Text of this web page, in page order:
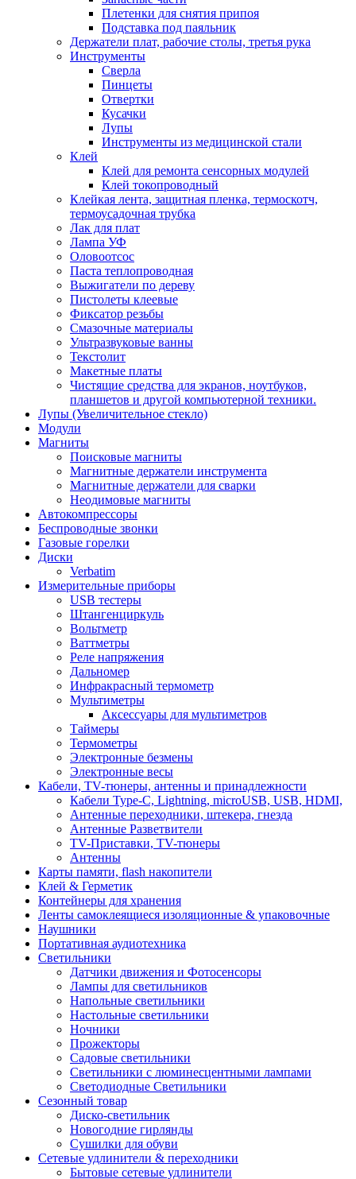
Плетенки для снятия припоя
Подставка под паяльник
Держатели плат, рабочие столы, третья рука
Инструменты
Сверла
Пинцеты
Отвертки
Кусачки
Лупы
Инструменты из медицинской стали
Клей
Клей для ремонта сенсорных модулей
Клей токопроводный
Клейкая лента, защитная пленка, термоскотч,
термоусадочная трубка
Лак для плат
Лампа УФ
Оловоотсос
Паста теплопроводная
Выжигатели по дереву
Пистолеты клеевые
Фиксатор резьбы
Смазочные материалы
Ультразвуковые ванны
Текстолит
Макетные платы
Чистящие средства для экранов, ноутбуков,
планшетов и другой компьютерной техники.
Лупы (Увеличительное стекло)
Модули
Магниты
Поисковые магниты
Магнитные держатели инструмента
Магнитные держатели для сварки
Неодимовые магниты
Автокомпрессоры
Беспроводные звонки
Газовые горелки
Диски
Verbatim
Измерительные приборы
USB тестеры
Штангенциркуль
Вольтметр
Ваттметры
Реле напряжения
Дальномер
Инфракрасный термометр
Мультиметры
Аксессуары для мультиметров
Таймеры
Термометры
Электронные безмены
Электронные весы
Кабели, TV-тюнеры, антенны и принадлежности
Кабели Type-C, Lightning, microUSB, USB, HDMI,
Антенные переходники, штекера, гнезда
Антенные Разветвители
TV-Приставки, TV-тюнеры
Антенны
Карты памяти, flash накопители
Клей & Герметик
Контейнеры для хранения
Ленты самоклеящиеся изоляционные & упаковочные
Наушники
Портативная аудиотехника
Светильники
Датчики движения и Фотосенсоры
Лампы для светильников
Напольные светильники
Настольные светильники
Ночники
Прожекторы
Садовые светильники
Светильники с люминесцентными лампами
Светодиодные Светильники
Сезонный товар
Диско-светильник
Новогодние гирлянды
Сушилки для обуви
Сетевые удлинители & переходники
Бытовые сетевые удлинители